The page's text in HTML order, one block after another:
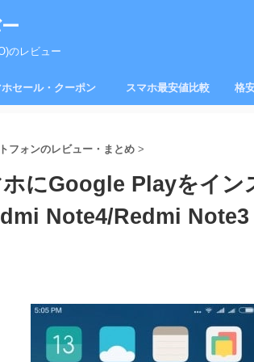
のレビュー
ホセール・クーポン スマホ最安値比較 格
フォンのレビュー・まとめ >
にGoogle Playをイン
Note4/Redmi